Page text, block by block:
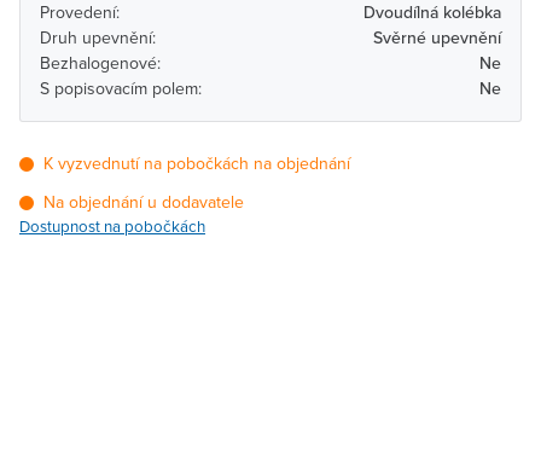
Provedení:
Dvoudílná kolébka
Druh upevnění:
Svěrné upevnění
Bezhalogenové:
Ne
S popisovacím polem:
Ne
K vyzvednutí na pobočkách na objednání
Na objednání u dodavatele
Dostupnost na pobočkách